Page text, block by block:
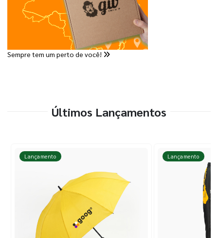
Sempre tem um perto de você!
Últimos Lançamentos
Lançamento Lançamento